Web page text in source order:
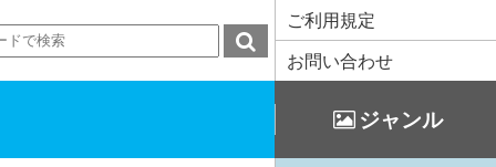
ご利用規定
お問い合わせ
ジャンル